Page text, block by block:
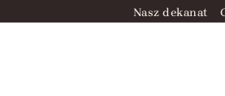
Nasz dekanat